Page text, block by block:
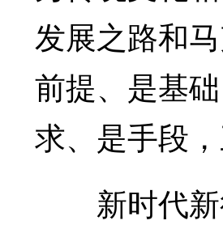
发展之路和
前提、是基
求、是手段
新时代新